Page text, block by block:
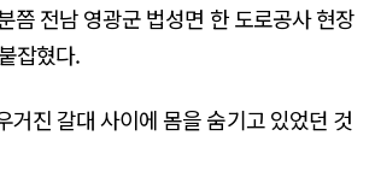
쯤 전남 영광군 법성면 한 도로공사 현장
잡혔다.
거진 갈대 사이에 몸을 숨기고 있었던 것